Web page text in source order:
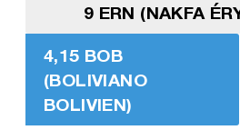
9 ERN (NAKFA
4,15 BOB
(BOLIVIANO
BOLIVIEN)